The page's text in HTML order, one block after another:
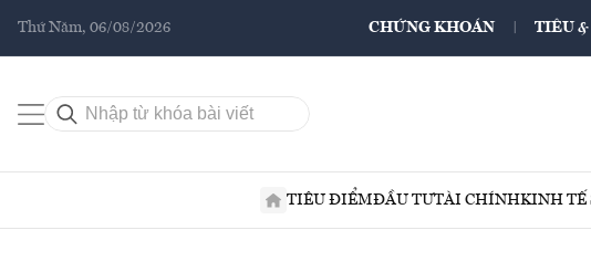
Thứ Năm, 06/08/2026 CHỨNG KHOÁN TIÊU &
TIÊU ĐIỂMĐẦU TƯTÀI CHÍNHKINH TẾ